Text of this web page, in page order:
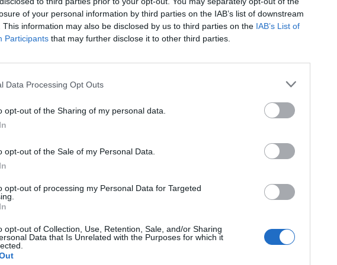
of your personal information by third parties on the IAB’s list of downstream
This information may also be disclosed by us to third parties on the IAB’s List of
Participants that may further disclose it to other third parties.
Data Processing Opt Outs
opt-out of the Sharing of my personal data.
opt-out of the Sale of my Personal Data.
opt-out of processing my Personal Data for Targeted
opt-out of Collection, Use, Retention, Sale, and/or Sharing
Data that Is Unrelated with the Purposes for which it
után. Az emelkedés azonban mindössze 0.1%-os volt, szemben a 0.2%-os előzetes
A novemberi kapacitáskihasználtság 75.6% lett novemberben, szemben az
portfolio.hu hírarchívumához tartozik, melynek olvasása előfizetéses
tartalmazza:
cikkarchívum